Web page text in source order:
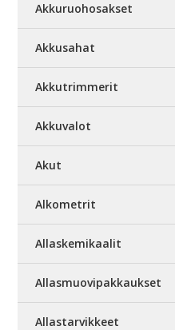
Akkuruohosakset
Akkusahat
Akkutrimmerit
Akkuvalot
Akut
Alkometrit
Allaskemikaalit
Allasmuovipakkaukset
Allastarvikkeet